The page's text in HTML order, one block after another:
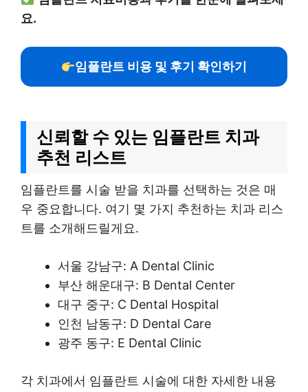
요.
임플란트 비용 및 후기 확인하기
신뢰할 수 있는 임플란트 치과
추천 리스트
임플란트를 시술 받을 치과를 선택하는 것은 매
우 중요합니다. 여기 몇 가지 추천하는 치과 리스
트를 소개해드릴게요.
서울 강남구: A Dental Clinic
부산 해운대구: B Dental Center
대구 중구: C Dental Hospital
인천 남동구: D Dental Care
광주 동구: E Dental Clinic
각 치과에서 임플란트 시술에 대한 자세한 내용